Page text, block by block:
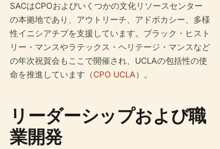
SACはCPOおよびいくつかの文化リソースセンター
の本拠地であり、アウトリーチ、アドボカシー、多様
性イニシアチブを支援しています。ブラック・ヒスト
リー・マンスやラテックス・ヘリテージ・マンスなど
の年次祝賀会もここで開催され、UCLAの包括性の使
命を推進しています（CPO UCLA）。
リーダーシップおよび職
業開発